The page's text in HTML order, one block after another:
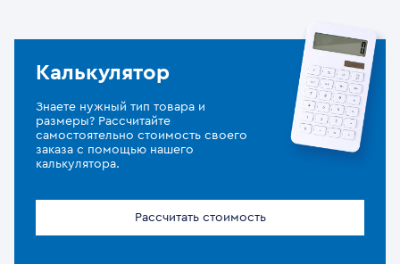
Калькулятор
Знаете нужный тип товара и
размеры? Рассчитайте
самостоятельно стоимость своего
заказа с помощью нашего
калькулятора.
Рассчитать стоимость